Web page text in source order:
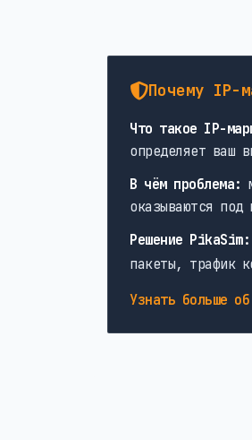
Почему IP-
Что такое IP-
определяет ваш
В чём проблема:
оказываются под
Решение PikaSim:
пакеты, трафик
Узнать больше